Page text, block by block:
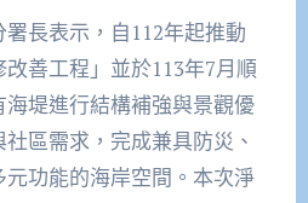
長表示，自112年起推動
改善工程」並於113年7月順
堤進行結構補強與景觀優
區需求，完成兼具防災、
功能的海岸空間。本次淨